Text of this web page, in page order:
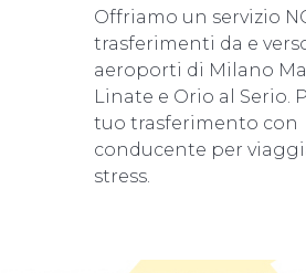
Offriamo un servizio
trasferimenti da e
aeroporti di Milano
Linate e Orio al Serio.
tuo trasferimento con
conducente per
stress.